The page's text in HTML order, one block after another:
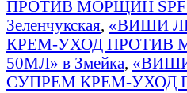
ПРОТИВ МОРЩИН
Зеленчукская, «ВИШИ
КРЕМ-УХОД ПРОТИВ
50МЛ» в Змейка,
СУПРЕМ КРЕМ-УХОД